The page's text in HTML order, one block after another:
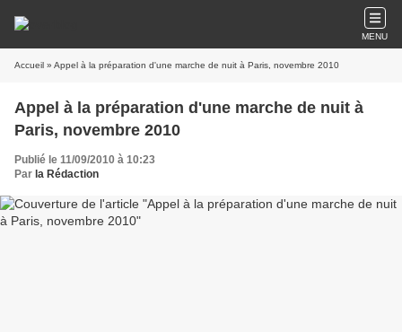
MENU
Accueil » Appel à la préparation d'une marche de nuit à Paris, novembre 2010
Appel à la préparation d'une marche de nuit à
Paris, novembre 2010
Publié le 11/09/2010 à 10:23
Par la Rédaction